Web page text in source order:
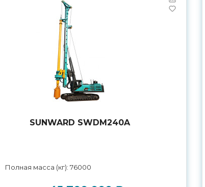
SUNWARD SWDM240A
Полная масса (кг): 76000